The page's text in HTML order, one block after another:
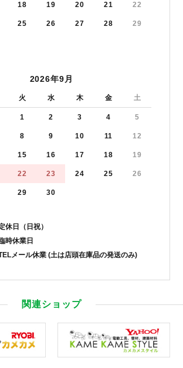
18 19 20 21 22
25 26 27 28 29
2026年9月
火 水 木 金 土
1 2 3 4 5
8 9 10 11 12
15 16 17 18 19
22 23 24 25 26
29 30
日（日祝）
休業日
メール休業 (土は店頭在庫品の発送のみ)
関連ショップ